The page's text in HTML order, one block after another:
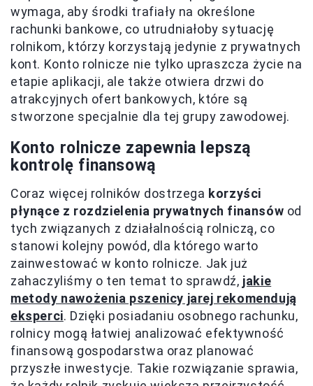
wymaga, aby środki trafiały na określone
rachunki bankowe, co utrudniałoby sytuację
rolnikom, którzy korzystają jedynie z prywatnych
kont. Konto rolnicze nie tylko upraszcza życie na
etapie aplikacji, ale także otwiera drzwi do
atrakcyjnych ofert bankowych, które są
stworzone specjalnie dla tej grupy zawodowej.
Konto rolnicze zapewnia lepszą
kontrolę finansową
Coraz więcej rolników dostrzega korzyści
płynące z rozdzielenia prywatnych finansów od
tych związanych z działalnością rolniczą, co
stanowi kolejny powód, dla którego warto
zainwestować w konto rolnicze. Jak już
zahaczyliśmy o ten temat to sprawdź, jakie
metody nawożenia pszenicy jarej rekomendują
eksperci. Dzięki posiadaniu osobnego rachunku,
rolnicy mogą łatwiej analizować efektywność
finansową gospodarstwa oraz planować
przyszłe inwestycje. Takie rozwiązanie sprawia,